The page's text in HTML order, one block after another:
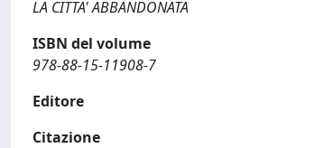
LA CITTA' ABBANDONATA
ISBN del volume
978-88-15-11908-7
Editore
Citazione